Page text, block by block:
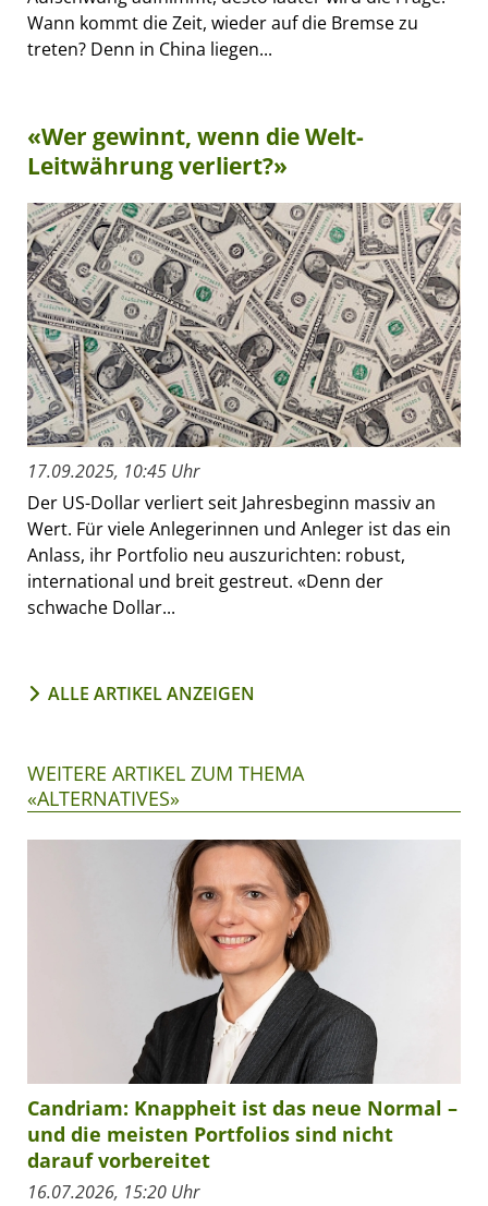
Wann kommt die Zeit, wieder auf die Bremse zu
treten? Denn in China liegen...
«Wer gewinnt, wenn die Welt-
Leitwährung verliert?»
17.09.2025, 10:45 Uhr
Der US-Dollar verliert seit Jahresbeginn massiv an
Wert. Für viele Anlegerinnen und Anleger ist das ein
Anlass, ihr Portfolio neu auszurichten: robust,
international und breit gestreut. «Denn der
schwache Dollar...
ALLE ARTIKEL ANZEIGEN
WEITERE ARTIKEL ZUM THEMA
«ALTERNATIVES»
Candriam: Knappheit ist das neue Normal –
und die meisten Portfolios sind nicht
darauf vorbereitet
16.07.2026, 15:20 Uhr